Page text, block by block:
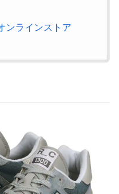
ンラインストア